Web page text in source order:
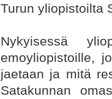
Turun yliopistoilta
Nykyisessä
emoyliopistoille,
jaetaan ja mitä
Satakunnan